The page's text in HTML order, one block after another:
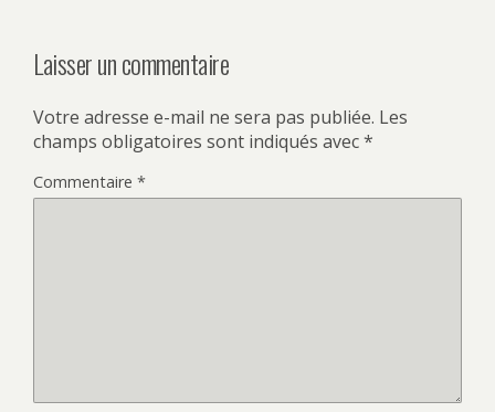
Laisser un commentaire
Votre adresse e-mail ne sera pas publiée. Les
champs obligatoires sont indiqués avec*
Commentaire *